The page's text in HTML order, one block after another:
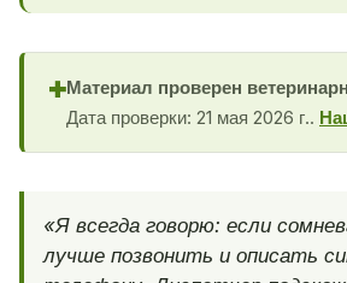
✚Материал проверен
Дата проверки: 21 мая 2026 г..
«Я всегда говорю: если
лучше позвонить и описать